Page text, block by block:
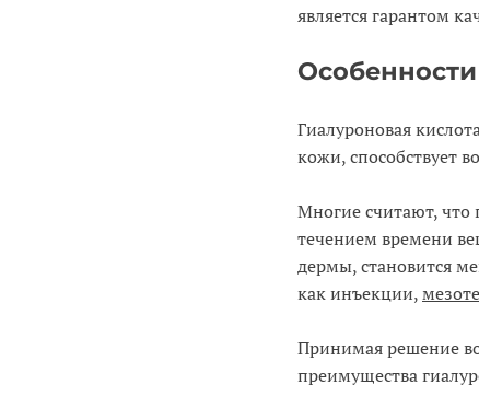
является гарантом
Гиалуроновая
кожи, способствует
Многие считают, что
течением времени
дермы, становится
как инъекции,
Принимая решение
преимущества